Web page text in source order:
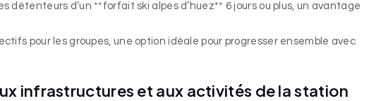
détenteurs d’un **forfait ski alpes d’huez** 6 jours ou plus, un avantage
pour les groupes, une option idéale pour progresser ensemble avec
infrastructures et aux activités de la station